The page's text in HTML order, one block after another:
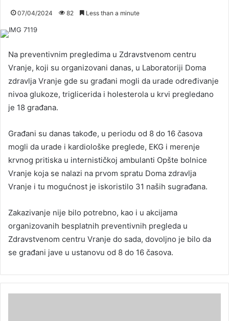
07/04/2024 82 Less than a minute
Na preventivnim pregledima u Zdravstvenom centru
Vranje, koji su organizovani danas, u Laboratoriji Doma
zdravlja Vranje gde su građani mogli da urade određivanje
nivoa glukoze, triglicerida i holesterola u krvi pregledano
je 18 građana.
Građani su danas takođe, u periodu od 8 do 16 časova
mogli da urade i kardiološke preglede, EKG i merenje
krvnog pritiska u internističkoj ambulanti Opšte bolnice
Vranje koja se nalazi na prvom spratu Doma zdravlja
Vranje i tu mogućnost je iskoristilo 31 naših sugrađana.
Zakazivanje nije bilo potrebno, kao i u akcijama
organizovanih besplatnih preventivnih pregleda u
Zdravstvenom centru Vranje do sada, dovoljno je bilo da
se građani jave u ustanovu od 8 do 16 časova.